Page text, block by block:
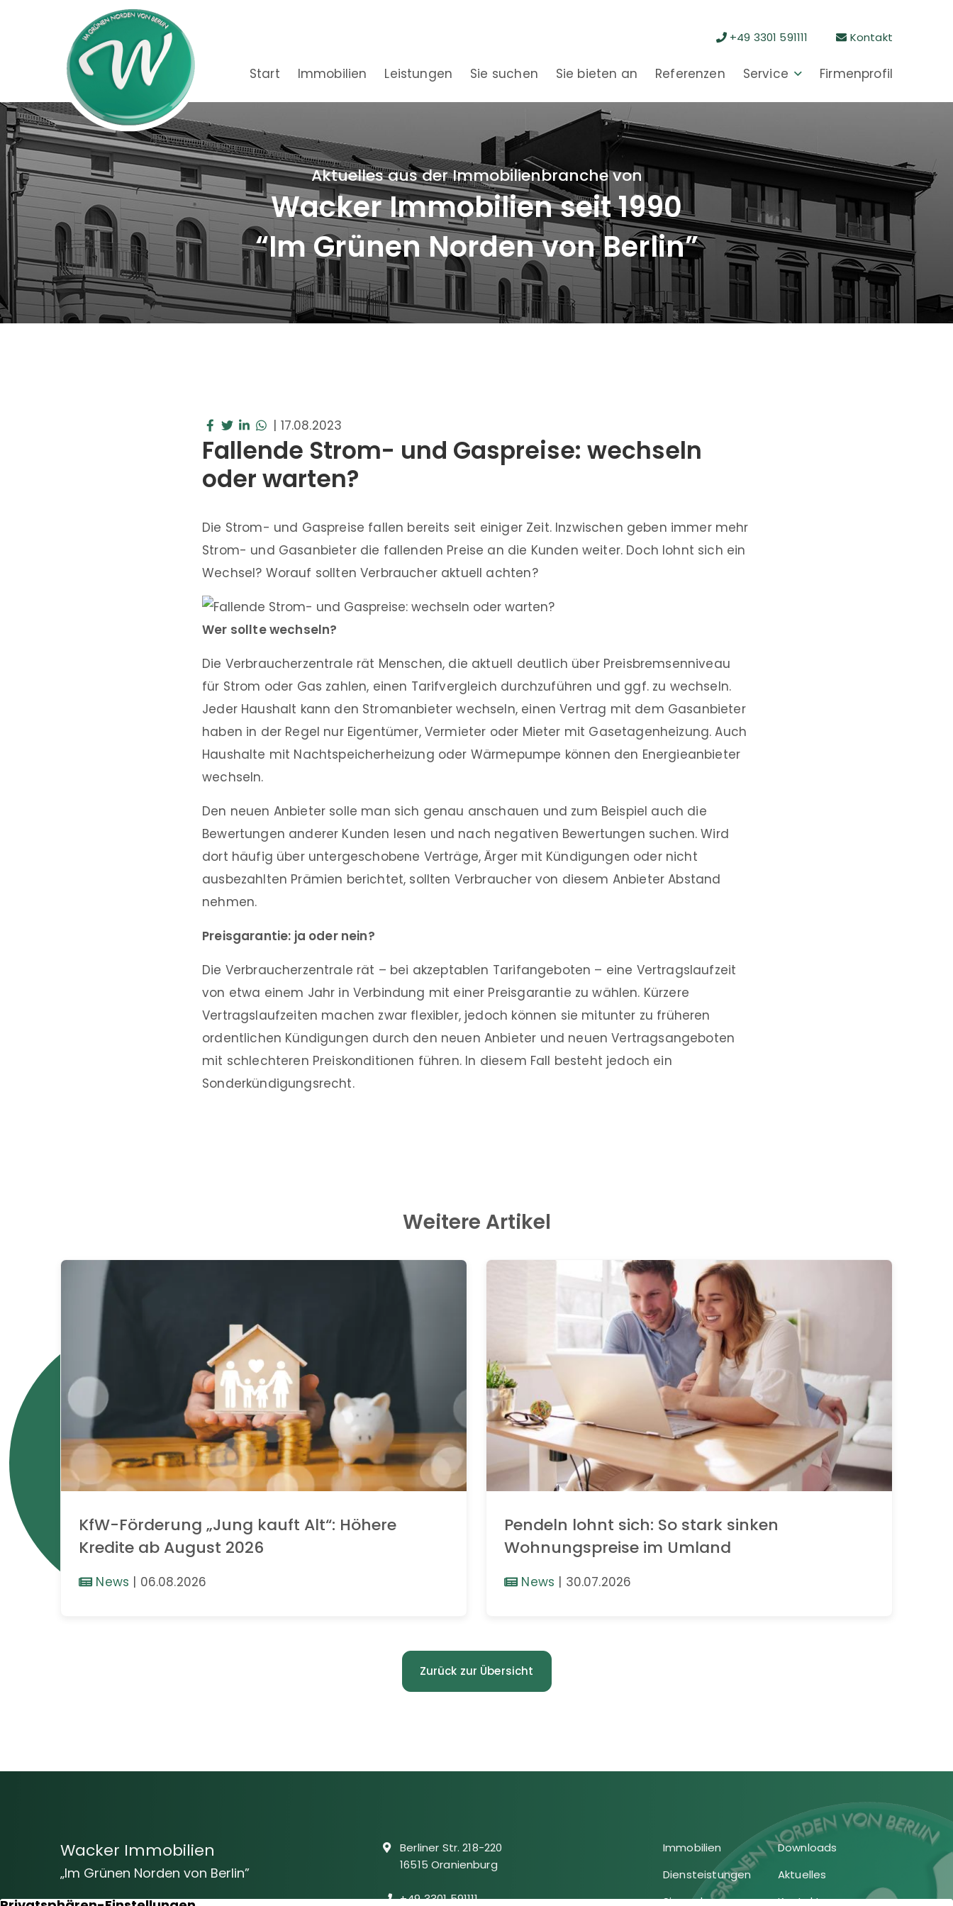
+49 3301 591111 Kontakt
Start Immobilien Leistungen Sie suchen Sie bieten an Referenzen Service Firmenprofil
Aktuelles aus der Immobilienbranche von
Wacker Immobilien seit 1990
“Im Grünen Norden von Berlin”
| 17.08.2023
Fallende Strom- und Gaspreise: wechseln
oder warten?
Die Strom- und Gaspreise fallen bereits seit einiger Zeit. Inzwischen geben immer mehr
Strom- und Gasanbieter die fallenden Preise an die Kunden weiter. Doch lohnt sich ein
Wechsel? Worauf sollten Verbraucher aktuell achten?
Wer sollte wechseln?
Die Verbraucherzentrale rät Menschen, die aktuell deutlich über Preisbremsenniveau
für Strom oder Gas zahlen, einen Tarifvergleich durchzuführen und ggf. zu wechseln.
Jeder Haushalt kann den Stromanbieter wechseln, einen Vertrag mit dem Gasanbieter
haben in der Regel nur Eigentümer, Vermieter oder Mieter mit Gasetagenheizung. Auch
Haushalte mit Nachtspeicherheizung oder Wärmepumpe können den Energieanbieter
wechseln.
Den neuen Anbieter solle man sich genau anschauen und zum Beispiel auch die
Bewertungen anderer Kunden lesen und nach negativen Bewertungen suchen. Wird
dort häufig über untergeschobene Verträge, Ärger mit Kündigungen oder nicht
ausbezahlten Prämien berichtet, sollten Verbraucher von diesem Anbieter Abstand
nehmen.
Preisgarantie: ja oder nein?
Die Verbraucherzentrale rät – bei akzeptablen Tarifangeboten – eine Vertragslaufzeit
von etwa einem Jahr in Verbindung mit einer Preisgarantie zu wählen. Kürzere
Vertragslaufzeiten machen zwar flexibler, jedoch können sie mitunter zu früheren
ordentlichen Kündigungen durch den neuen Anbieter und neuen Vertragsangeboten
mit schlechteren Preiskonditionen führen. In diesem Fall besteht jedoch ein
Sonderkündigungsrecht.
Weitere Artikel
KfW-Förderung „Jung kauft Alt“: Höhere
Kredite ab August 2026
News | 06.08.2026
Pendeln lohnt sich: So stark sinken
Wohnungspreise im Umland
News | 30.07.2026
Zurück zur Übersicht
Wacker Immobilien
„Im Grünen Norden von Berlin”
Berliner Str. 218-220
16515 Oranienburg
+49 3301 591111
Immobilien
Downloads
Diensteistungen
Aktuelles
Sie suchen
Kontakt